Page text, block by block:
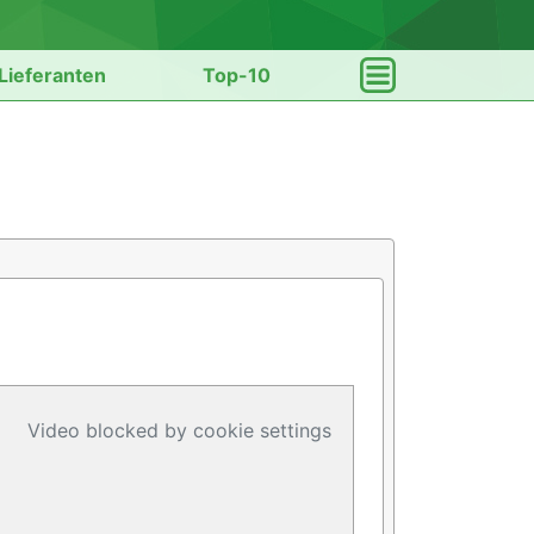
Top-10
Video blocked by cookie settings